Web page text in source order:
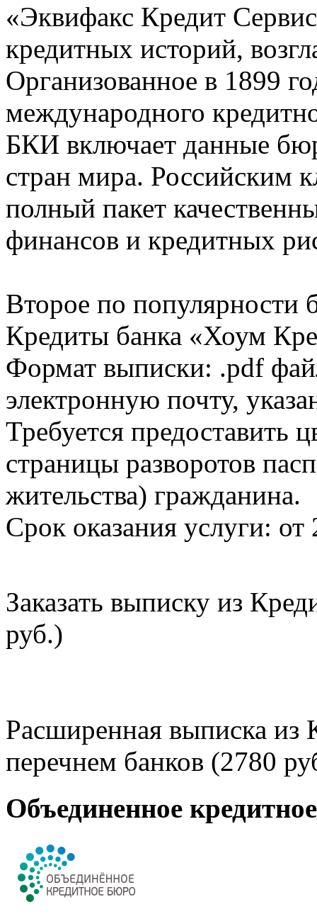
«Эквифакс Кредит
кредитных историй,
Организованное в 1899
международного
БКИ включает данные
стран мира. Российским
полный пакет
финансов и кредитных
Второе по популярности
Кредиты банка «Хоум
Формат выписки: .pdf
электронную почту,
Требуется предоставить
страницы разворотов
жительства) гражданина.
Срок оказания услуги: от
Заказать выписку из
руб.)
Расширенная выписка из
перечнем банков (2780
Объединенное